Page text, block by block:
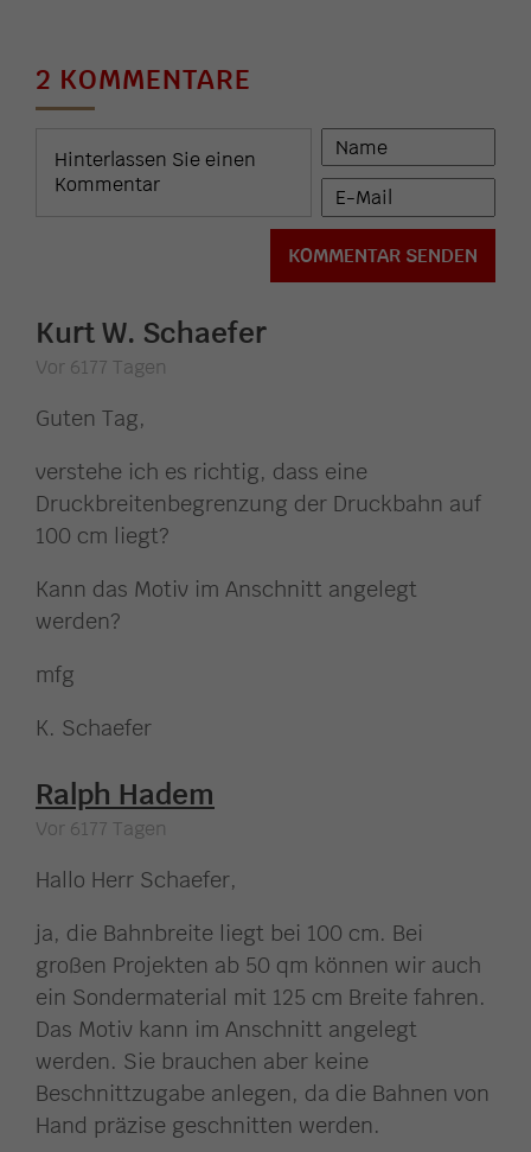
2 KOMMENTARE
Kurt W. Schaefer
Vor 6177 Tagen
Guten Tag,
verstehe ich es richtig, dass eine
Druckbreitenbegrenzung der Druckbahn auf
100 cm liegt?
Kann das Motiv im Anschnitt angelegt
werden?
mfg
K. Schaefer
Ralph Hadem
Vor 6177 Tagen
Hallo Herr Schaefer,
ja, die Bahnbreite liegt bei 100 cm. Bei
großen Projekten ab 50 qm können wir auch
ein Sondermaterial mit 125 cm Breite fahren.
Das Motiv kann im Anschnitt angelegt
werden. Sie brauchen aber keine
Beschnittzugabe anlegen, da die Bahnen von
Hand präzise geschnitten werden.